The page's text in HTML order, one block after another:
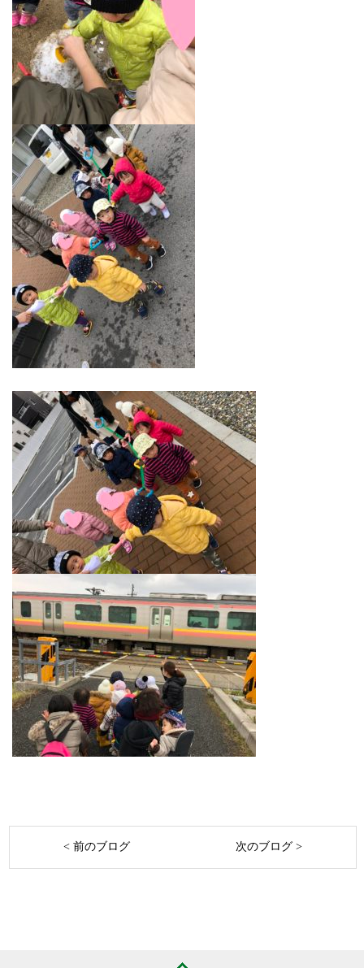
< 前のブログ 次のブログ >